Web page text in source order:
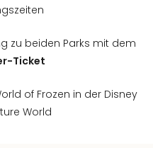
zu beiden Parks mit dem
Ticket
of Frozen in der Disney
World